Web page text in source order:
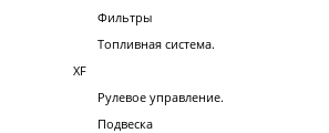
Фильтры
Топливная система.
XF
Рулевое управление.
Подвеска